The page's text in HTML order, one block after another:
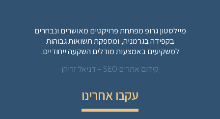
מיילסטון גרופ מפתחת פרויקטים מאושרים ונבחרים
בקפידה בגרמניה, ומספקת תשואות גבוהות
למשקיעים באמצעות מודלים השקעה ייחודיים.
קידום אתרים SEO – דניאל זריהן
עקבו אחרינו